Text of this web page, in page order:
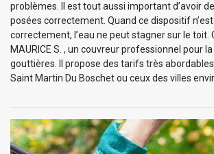
problèmes. Il est tout aussi important d’avoir
posées correctement. Quand ce dispositif
correctement, l’eau ne peut stagner sur le toit.
MAURICE S. , un couvreur professionnel pour
gouttières. Il propose des tarifs très
Saint Martin Du Boschet ou ceux des villes